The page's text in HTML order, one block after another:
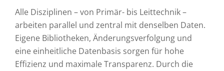
Alle Disziplinen – von Primär- bis Leittechnik –
arbeiten parallel und zentral mit denselben Daten.
Eigene Bibliotheken, Änderungsverfolgung und
eine einheitliche Datenbasis sorgen für hohe
Effizienz und maximale Transparenz. Durch die